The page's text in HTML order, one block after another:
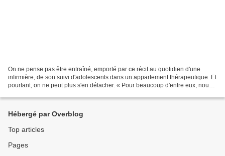
On ne pense pas être entraîné, emporté par ce récit au quotidien d'une
infirmière, de son suivi d'adolescents dans un appartement thérapeutique. Et
pourtant, on ne peut plus s'en détacher. « Pour beaucoup d'entre eux, nous
Hébergé par Overblog
Top articles
Pages